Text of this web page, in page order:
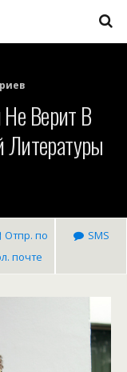
Верит В
Литературы
Отпр. по
почте
SMS